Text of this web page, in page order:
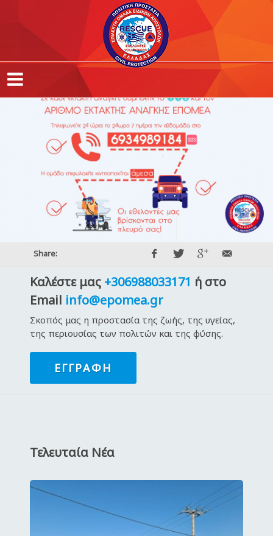
,
Share:
Καλέστε μας +306988033171 ή στο
Email info@epomea.gr
Σκοπός μας η προστασία της ζωής, της υγείας,
της περιουσίας των πολιτών και της φύσης.
ΕΓΓΡΑΦΉ
Τελευταία Νέα